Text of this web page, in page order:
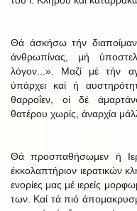
Θά άσκήσω τήν
άνθρωπίνας, μή
λόγον...». Μαζί μέ τήν
ύπάρχει καί ή
θαρροΐεν, οί δέ
θατέρου χωρίς, άναρχία
Θά προσπαθήσωμεν ή
έκκολαπτήριον ιερατικών
ενορίες μας μέ ιερείς
των. Καί τά πιό